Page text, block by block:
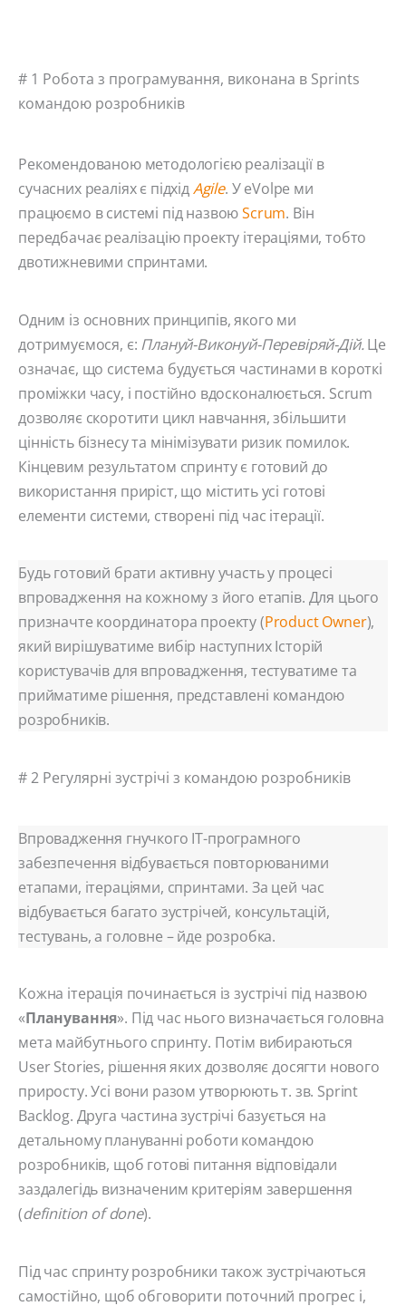
# 1 Робота з програмування, виконана в Sprints
командою розробників
Рекомендованою методологією реалізації в
сучасних реаліях є підхідAgile. У eVolpe ми
працюємо в системі під назвоюScrum. Він
передбачає реалізацію проекту ітераціями, тобто
двотижневими спринтами.
Одним із основних принципів, якого ми
дотримуємося, є: Плануй-Виконуй-Перевіряй-Дій.Це
означає, що система будується частинами в короткі
проміжки часу, і постійно вдосконалюється. Scrum
дозволяє скоротити цикл навчання, збільшити
цінність бізнесу та мінімізувати ризик помилок.
Кінцевим результатом спринту є готовий до
використання приріст, що містить усі готові
елементи системи, створені під час ітерації.
Будь готовий брати активну участь у процесі
впровадження на кожному з його етапів. Для цього
призначте координатора проекту (Product Owner),
який вирішуватиме вибір наступних Історій
користувачів для впровадження, тестуватиме та
прийматиме рішення, представлені командою
розробників.
# 2 Регулярні зустрічі з командою розробників
Впровадження гнучкого ІТ-програмного
забезпечення відбувається повторюваними
етапами, ітераціями, спринтами. За цей час
відбувається багато зустрічей, консультацій,
тестувань, а головне – йде розробка.
Кожна ітерація починається із зустрічі під назвою
«Планування». Під час нього визначається головна
мета майбутнього спринту. Потім вибираються
User Stories, рішення яких дозволяє досягти нового
приросту. Усі вони разом утворюють т. зв. Sprint
Backlog. Друга частина зустрічі базується на
детальному плануванні роботи командою
розробників, щоб готові питання відповідали
заздалегідь визначеним критеріям завершення
(definition of done).
Під час спринту розробники також зустрічаються
самостійно, щоб обговорити поточний прогрес і,